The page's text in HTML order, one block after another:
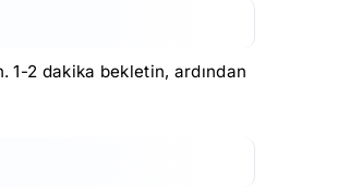
1-2 dakika bekletin, ardından